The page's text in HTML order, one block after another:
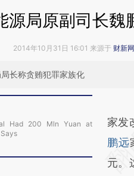
源局原副司长魏
2014年10月31日 16:01 来源于 财新网
长称贪贿犯罪家族化
Had 200 Mln Yuan at
请
家发
鹏远
元。